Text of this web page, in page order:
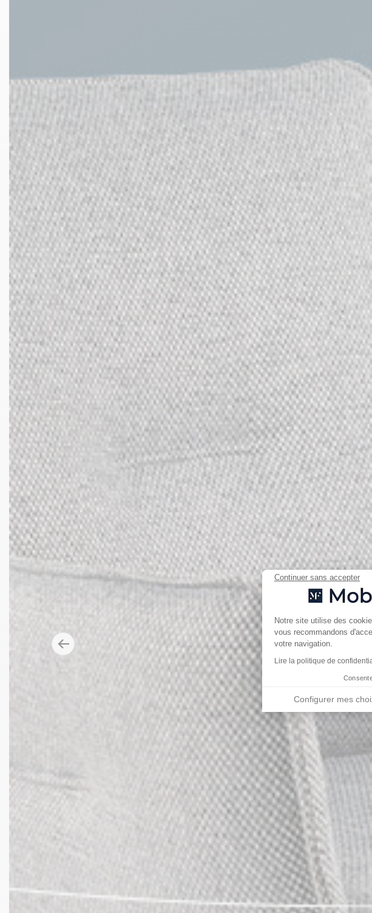
Continuer sans accepter
Plateforme
Notre site utilise des
vous recommandons
votre navigation.
Lire la politique de
Configurer mes